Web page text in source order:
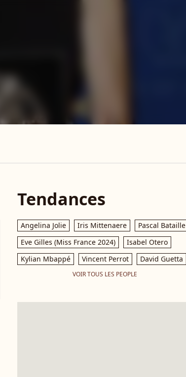
Tendances
Angelina Jolie Iris Mittenaere
Pascal Bataille
Eve Gilles (Miss France 2024)
Isabel Otero
Kylian Mbappé
Vincent Perrot David Guetta
VOIR TOUS LES PEOPLE